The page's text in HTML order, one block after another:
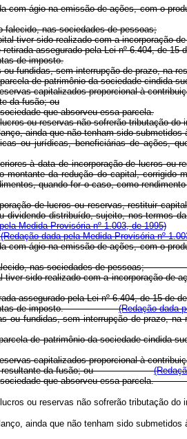
ágio na emissão de ações, com o
falecido, nas sociedades de pessoas;
tiver sido realizado com a incorporação
assegurado pela Lei nº 6.404, de 15
de imposto.
fundidas, sem interrupção de prazo, na
de patrimônio da sociedade cindida
capitalizados proporcional à
da fusão; ou
que absorveu essa parcela.
de lucros ou reservas não sofrerão
balanço, ainda que não tenham sido
ou jurídicas, beneficiárias de ações,
à data de incorporação de lucros
da redução do capital, corrigido
rendimentos, quando for o caso,
de lucros ou reservas, restituir
distribuído, sujeito, nos termos
Medida Provisória nº 1.003, de 1995)
(Redação dada pela Medida Provisória nº
ágio na emissão de ações, com o
falecido, nas sociedades de
tiver sido realizado com a
retirada assegurado pela Lei nº 6.404,
isentas de imposto.(Redação dada
ou fundidas, sem interrupção
parcela de patrimônio da sociedade
ou reservas capitalizados
ou resultante da fusão; ou
da sociedade que absorveu essa
de lucros ou reservas não sofrerão
balanço, ainda que não tenham sido